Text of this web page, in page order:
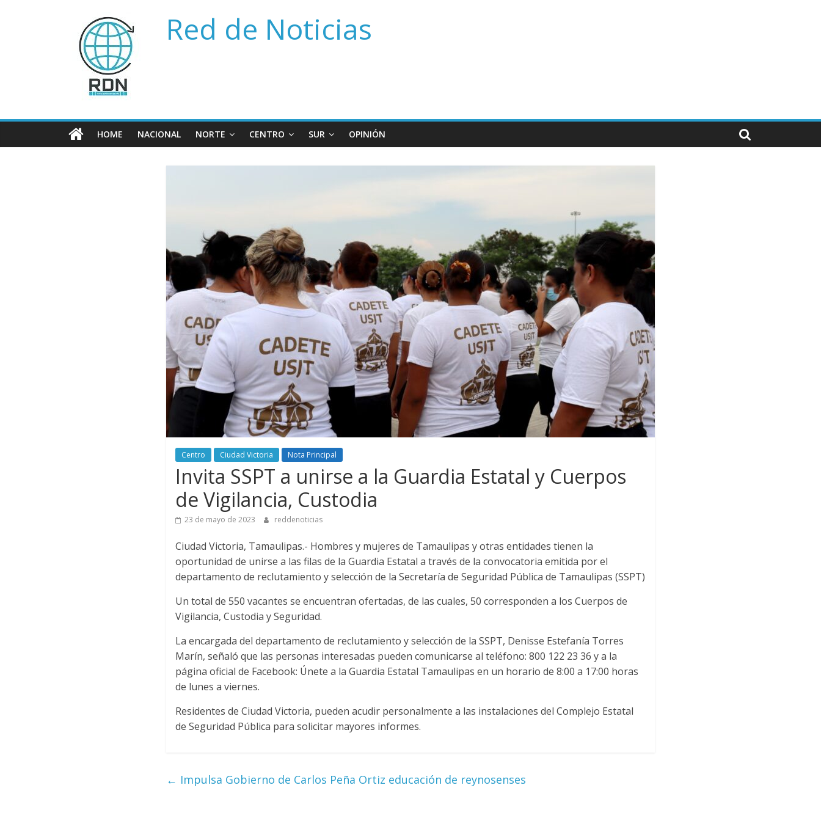
Red de Noticias
HOME NACIONAL NORTE CENTRO SUR OPINIÓN
Centro Ciudad Victoria Nota Principal
Invita SSPT a unirse a la Guardia Estatal y Cuerpos
de Vigilancia, Custodia
23 de mayo de 2023 reddenoticias
Ciudad Victoria, Tamaulipas.- Hombres y mujeres de Tamaulipas y otras entidades tienen la
oportunidad de unirse a las filas de la Guardia Estatal a través de la convocatoria emitida por el
departamento de reclutamiento y selección de la Secretaría de Seguridad Pública de Tamaulipas (SSPT)
Un total de 550 vacantes se encuentran ofertadas, de las cuales, 50 corresponden a los Cuerpos de
Vigilancia, Custodia y Seguridad.
La encargada del departamento de reclutamiento y selección de la SSPT, Denisse Estefanía Torres
Marín, señaló que las personas interesadas pueden comunicarse al teléfono: 800 122 23 36 y a la
página oficial de Facebook: Únete a la Guardia Estatal Tamaulipas en un horario de 8:00 a 17:00 horas
de lunes a viernes.
Residentes de Ciudad Victoria, pueden acudir personalmente a las instalaciones del Complejo Estatal
de Seguridad Pública para solicitar mayores informes.
← Impulsa Gobierno de Carlos Peña Ortiz educación de reynosenses